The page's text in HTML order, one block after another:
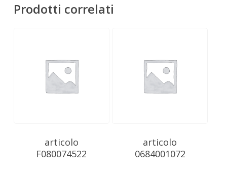
Prodotti correlati
articolo
F080074522
articolo
0684001072